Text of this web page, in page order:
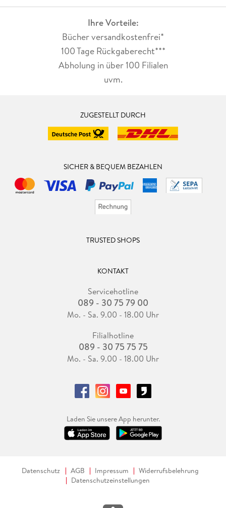
Ihre Vorteile:
Bücher versandkostenfrei*
100 Tage Rückgaberecht***
Abholung in über 100 Filialen
uvm.
ZUGESTELLT DURCH
SICHER & BEQUEM BEZAHLEN
TRUSTED SHOPS
KONTAKT
Servicehotline
089 - 30 75 79 00
Mo. - Sa. 9.00 - 18.00 Uhr
Filialhotline
089 - 30 75 75 75
Mo. - Sa. 9.00 - 18.00 Uhr
Laden Sie unsere App herunter.
Datenschutz AGB Impressum
Widerrufsbelehrung
Datenschutzeinstellungen